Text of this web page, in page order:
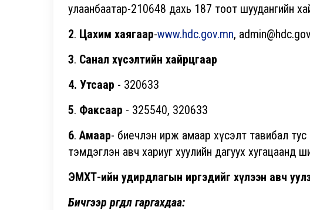
улаанбаатар-210648 дахь 187 тоот шуудангийн
2. Цахим хаягаар-www.hdc.gov.mn,
3. Санал хүсэлтийн хайрцгаар
4. Утсаар - 320633
5. Факсаар - 325540, 320633
6. Амаар- биечлэн ирж амаар хүсэлт тавибал тус
тэмдэглэн авч хариуг хуулийн дагуух хугацаанд
ЭМХТ-ийн удирдлагын иргэдийг хүлээн авч
Бичгээр өргөдөл гаргахдаа: